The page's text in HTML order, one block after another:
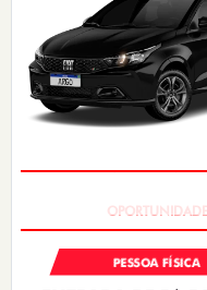
PESSOA FÍSICA